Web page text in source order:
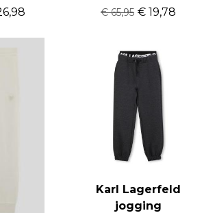
€ 65,95 € 19,78
Karl Lagerfeld
jogging